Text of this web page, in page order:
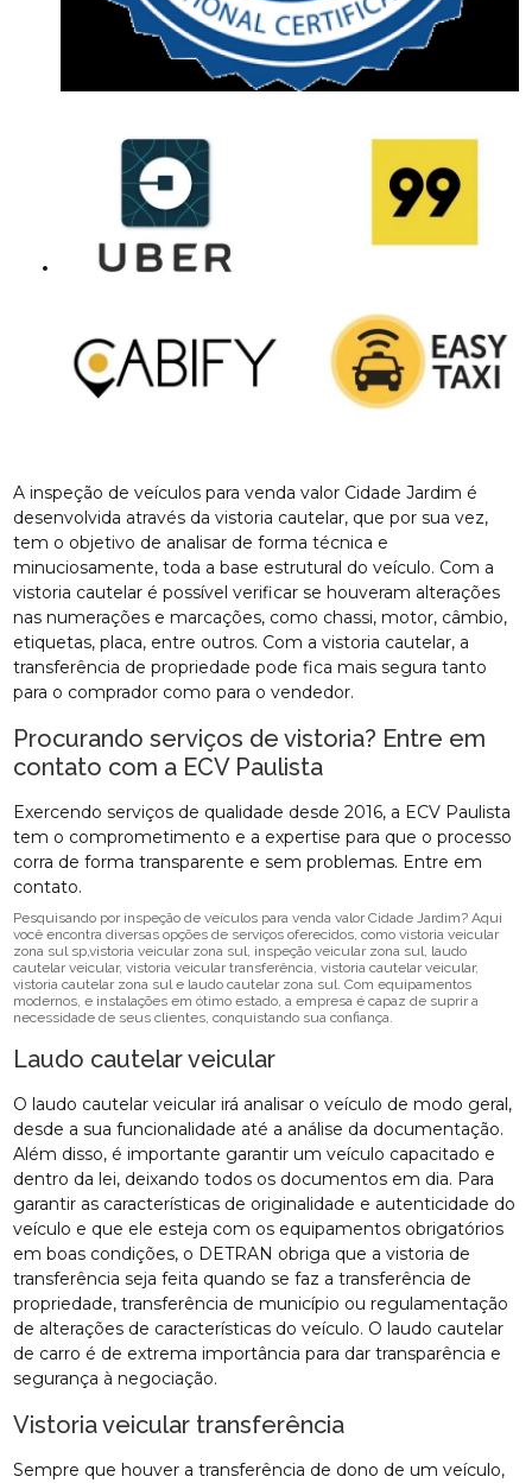
A inspeção de veículos para venda valor Cidade Jardim é
desenvolvida através da vistoria cautelar, que por sua vez,
tem o objetivo de analisar de forma técnica e
minuciosamente, toda a base estrutural do veículo. Com a
vistoria cautelar é possível verificar se houveram alterações
nas numerações e marcações, como chassi, motor, câmbio,
etiquetas, placa, entre outros. Com a vistoria cautelar, a
transferência de propriedade pode fica mais segura tanto
para o comprador como para o vendedor.
Procurando serviços de vistoria? Entre em
contato com a ECV Paulista
Exercendo serviços de qualidade desde 2016, a ECV Paulista
tem o comprometimento e a expertise para que o processo
corra de forma transparente e sem problemas. Entre em
contato.
Pesquisando por inspeção de veículos para venda valor Cidade Jardim? Aqui
você encontra diversas opções de serviços oferecidos, como vistoria veicular
zona sul sp,vistoria veicular zona sul, inspeção veicular zona sul, laudo
cautelar veicular, vistoria veicular transferência, vistoria cautelar veicular,
vistoria cautelar zona sul e laudo cautelar zona sul. Com equipamentos
modernos, e instalações em ótimo estado, a empresa é capaz de suprir a
necessidade de seus clientes, conquistando sua confiança.
Laudo cautelar veicular
O laudo cautelar veicular irá analisar o veículo de modo geral,
desde a sua funcionalidade até a análise da documentação.
Além disso, é importante garantir um veículo capacitado e
dentro da lei, deixando todos os documentos em dia. Para
garantir as características de originalidade e autenticidade do
veículo e que ele esteja com os equipamentos obrigatórios
em boas condições, o DETRAN obriga que a vistoria de
transferência seja feita quando se faz a transferência de
propriedade, transferência de município ou regulamentação
de alterações de características do veículo. O laudo cautelar
de carro é de extrema importância para dar transparência e
segurança à negociação.
Vistoria veicular transferência
Sempre que houver a transferência de dono de um veículo,